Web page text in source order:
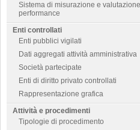
Sistema di misurazione e
performance
Enti controllati
Enti pubblici vigilati
Dati aggregati attività amministrativa
Società partecipate
Enti di diritto privato controllati
Rappresentazione grafica
Attività e procedimenti
Tipologie di procedimento